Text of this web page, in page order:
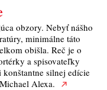
obzory. Nebyť nášho
minimálne táto
obišla. Reč je o
a spisovateľky
silnej edície
Alexa.